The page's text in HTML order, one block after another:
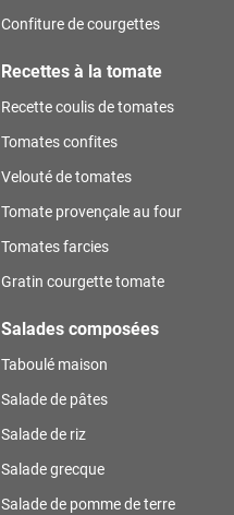
Confiture de courgettes
Recettes à la tomate
Recette coulis de tomates
Tomates confites
Velouté de tomates
Tomate provençale au four
Tomates farcies
Gratin courgette tomate
Salades composées
Taboulé maison
Salade de pâtes
Salade de riz
Salade grecque
Salade de pomme de terre